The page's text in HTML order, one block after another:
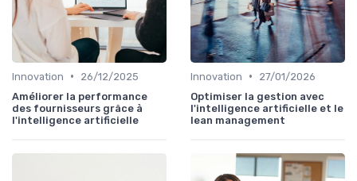
Innovation •
26/12/2025
Améliorer la performance
des fournisseurs grâce à
l'intelligence artificielle
Innovation •
27/01/2026
Optimiser la gestion avec
l'intelligence artificielle et le
lean management